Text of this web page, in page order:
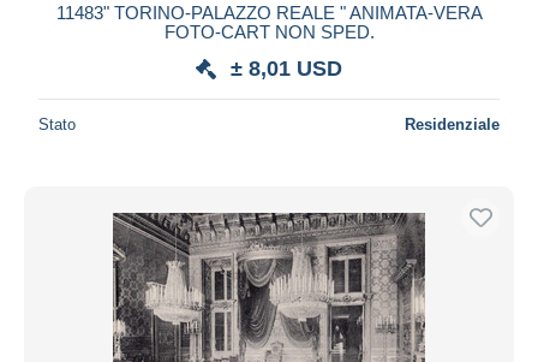
11483" TORINO-PALAZZO REALE " ANIMATA-VERA
FOTO-CART NON SPED.
± 8,01 USD
Stato Residenziale